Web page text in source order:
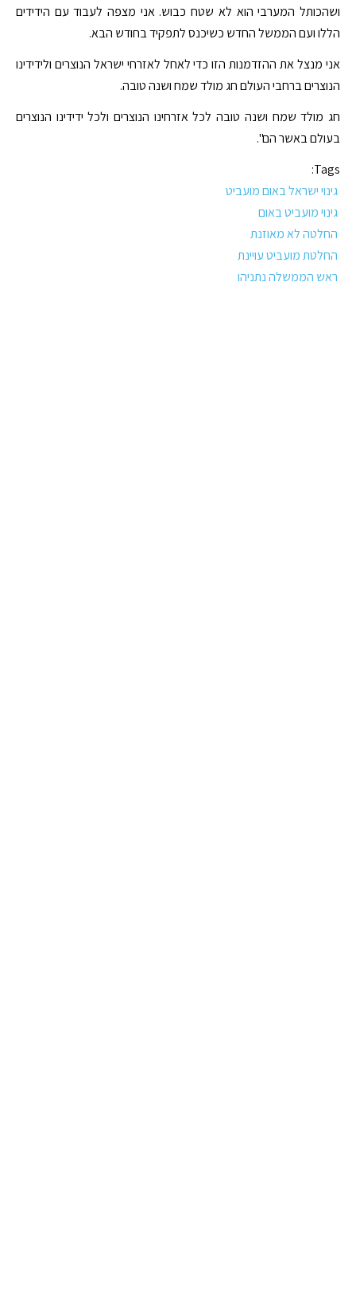
ושהכותל המערבי הוא לא שטח כבוש. אני מצפה לעבוד עם הידידים
הללו ועם הממשל החדש כשיכנס לתפקיד בחודש הבא.
אני מנצל את ההזדמנות הזו כדי לאחל לאזרחי ישראל הנוצרים ולידידינו
הנוצרים ברחבי העולם חג מולד שמח ושנה טובה.
חג מולד שמח ושנה טובה לכל אזרחינו הנוצרים ולכל ידידינו הנוצרים
בעולם באשר הם".
Tags:
גינוי ישראל באום מועביט
גינוי מועביט באום
החלטה לא מאוזנת
החלטת מועביט עויינת
ראש הממשלה נתניהו